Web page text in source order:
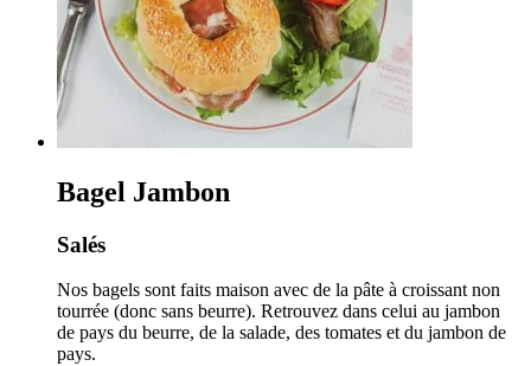
Bagel Jambon
Salés
Nos bagels sont faits maison avec de la pâte à croissant non
tourrée (donc sans beurre). Retrouvez dans celui au jambon
de pays du beurre, de la salade, des tomates et du jambon de
pays.